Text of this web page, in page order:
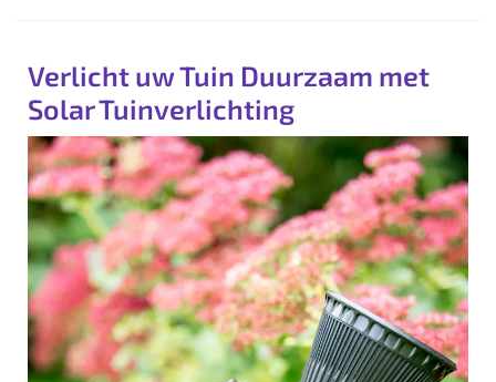
Verlicht uw Tuin Duurzaam met
Solar Tuinverlichting